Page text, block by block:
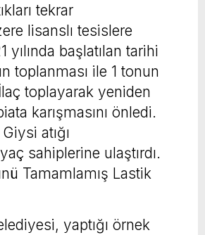
tekrar
lisanslı tesislere
yılında başlatılan tarihi
toplanması ile 1 tonun
toplayarak yeniden
karışmasını önledi.
atığı
sahiplerine ulaştırdı.
Tamamlamış Lastik
yaptığı örnek